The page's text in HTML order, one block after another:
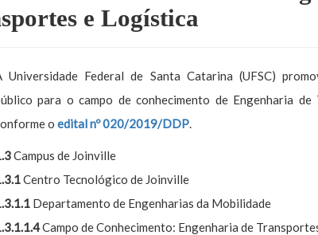
e Logística
Universidade Federal de Santa Catarina (UFSC)
para o campo de conhecimento de Engenharia de
o edital nº 020/2019/DDP.
Campus de Joinville
Centro Tecnológico de Joinville
Departamento de Engenharias da Mobilidade
Campo de Conhecimento: Engenharia de